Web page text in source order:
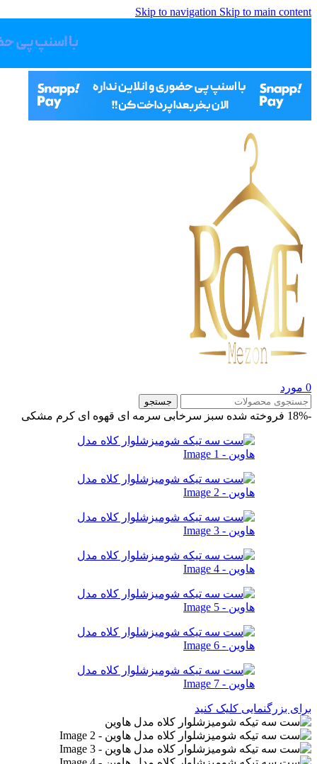
Skip to navigation Skip to main content
0 مورد
جستجو
-18% فروخته شده سبز سرخابی سرمه ای قهوه ای کرم مشکی
برای بزرگنمایی کلیک کنید